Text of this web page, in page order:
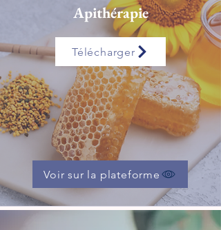
Apithérapie
Télécharger
Voir sur la plateforme